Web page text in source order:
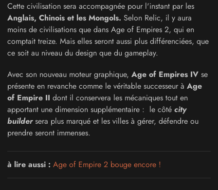
Cette civilisation sera accompagnée pour l'instant par les
Anglais, Chinois et les Mongols. Selon Relic, il y aura
moins de civilisations que dans Age of Empires 2, qui en
comptait treize. Mais elles seront aussi plus différenciées, que
ce soit au niveau du design que du gameplay.
Avec son nouveau moteur graphique, Age of Empires IV se
présente en revanche comme le véritable successeur à Age
of Empire II dont il conservera les mécaniques tout en
apportant une dimension supplémentaire : le côté city
buildersera plus marqué et les villes à gérer, défendre ou
prendre seront immenses.
à lire aussi : Age of Empire 2 bouge encore !